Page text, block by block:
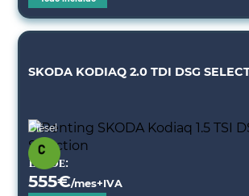
SKODA KODIAQ 2.0 TDI DSG
Diésel
Desde:
555€/mes+IVA